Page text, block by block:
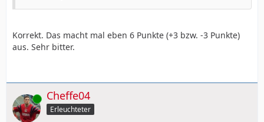
Korrekt. Das macht mal eben 6 Punkte (+3 bzw. -3 Punkte)
aus. Sehr bitter.
Online Cheffe04
Erleuchteter